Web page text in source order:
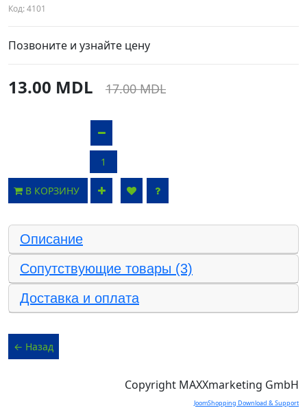
Код:4101
Позвоните и узнайте цену
13.00 MDL 17.00 MDL
В КОРЗИНУ
Описание
Сопутствующие товары (3)
Доставка и оплата
Copyright MAXXmarketing GmbH
JoomShopping Download & Support